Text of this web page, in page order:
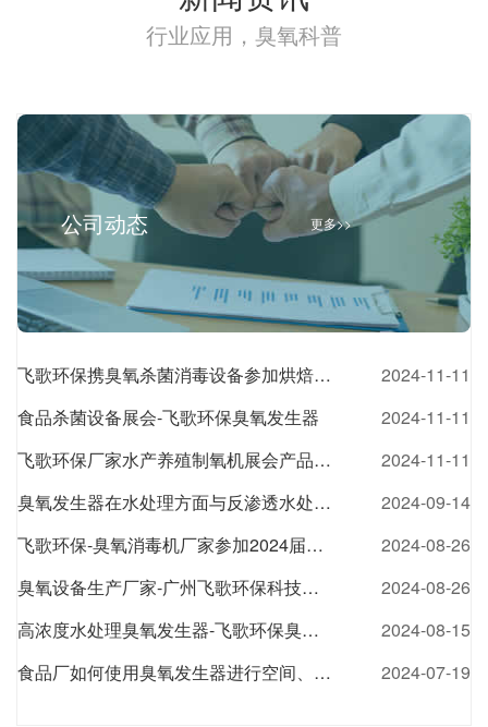
行业应用，臭氧科普
公司动态 更多>>
飞歌环保携臭氧杀菌消毒设备参加烘焙食品展会
2024-11-11
食品杀菌设备展会-飞歌环保臭氧发生器
2024-11-11
飞歌环保厂家水产养殖制氧机展会产品介绍
2024-11-11
臭氧发生器在水处理方面与反渗透水处理设备的配合应用
2024-09-14
飞歌环保-臭氧消毒机厂家参加2024届亚食展展会风采
2024-08-26
臭氧设备生产厂家-广州飞歌环保科技有限公司
2024-08-26
高浓度水处理臭氧发生器-飞歌环保臭氧发生器厂家
2024-08-15
食品厂如何使用臭氧发生器进行空间、水处理杀菌消毒
2024-07-19